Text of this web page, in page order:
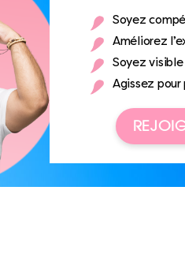
Soyez
Améliorez
Soyez visible
Agissez